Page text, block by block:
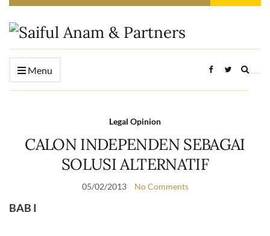
Menu
form
Legal Opinion
CALON INDEPENDEN SEBAGAI
SOLUSI ALTERNATIF
05/02/2013 No Comments
BAB I